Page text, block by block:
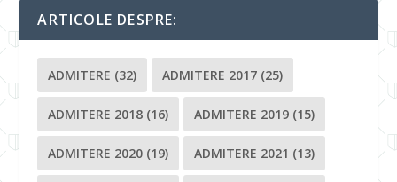
ARTICOLE DESPRE:
ADMITERE (32) ADMITERE 2017 (25)
ADMITERE 2018 (16) ADMITERE 2019 (15)
ADMITERE 2020 (19) ADMITERE 2021 (13)